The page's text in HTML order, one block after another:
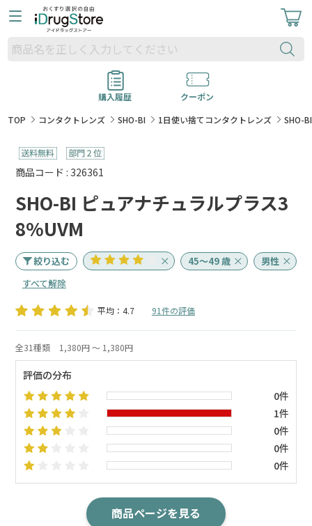
購入履歴
クーポン
TOP
コンタクトレンズ SHO-BI 1日使い捨てコンタクトレンズ SHO-
商品コード : 326361
SHO-BI ピュアナチュラルプラス3
8%UVM
絞り込む 45～49 歳
男性
すべて解除
平均：4.7 91件の評価
全31種類 1,380円 ～ 1,380円
評価の分布
0件
1件
0件
0件
0件
商品ページを見る